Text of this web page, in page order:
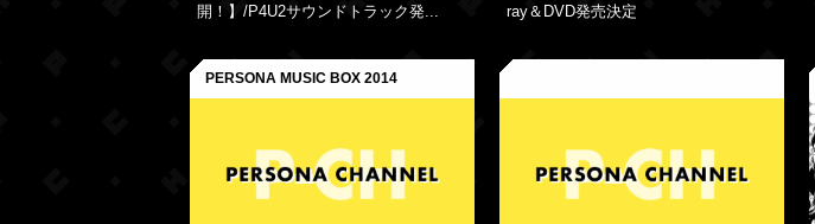
開！】/P4U2サウンドトラック発...
ray＆DVD発売決定
PERSONA MUSIC BOX 2014